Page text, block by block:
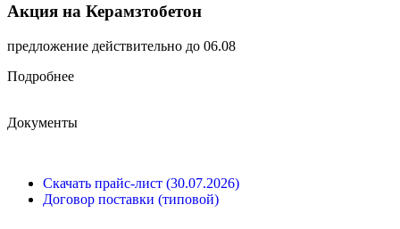
Акция на Керамзтобетон
предложение действительно до 06.08
Подробнее
Документы
Скачать прайс-лист (30.07.2026)
Договор поставки (типовой)